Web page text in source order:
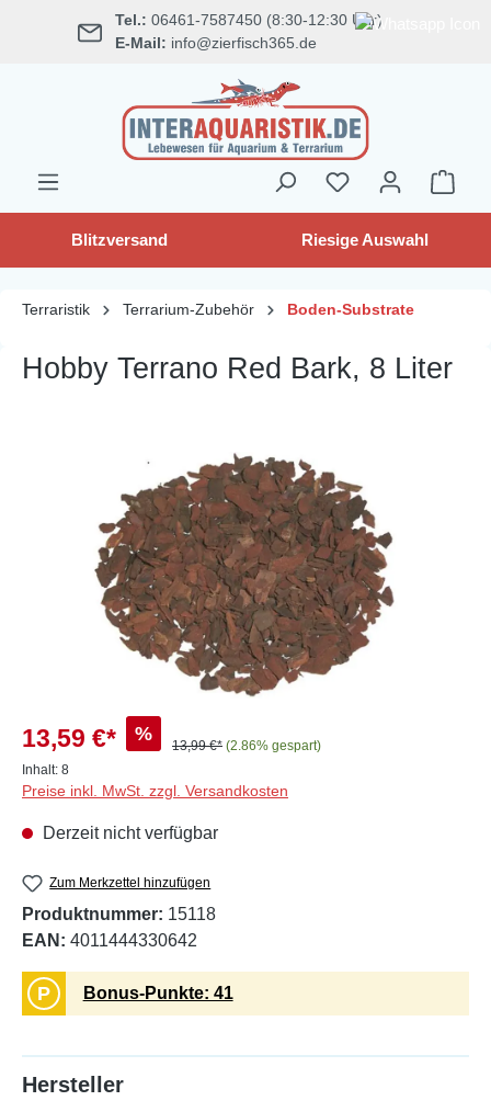
springen Tel.: 06461-7587450 (8:30-12:30 Uhr)
E-Mail: info@zierfisch365.de
Blitzversand Riesige Auswahl
Terraristik Terrarium-Zubehör Boden-Substrate
Hobby Terrano Red Bark, 8 Liter
Bildergalerie überspringen
13,59 €* %
13,99 €* (2.86% gespart)
Inhalt: 8
Preise inkl. MwSt. zzgl. Versandkosten
Derzeit nicht verfügbar
Zum Merkzettel hinzufügen
Produktnummer: 15118
EAN: 4011444330642
P Bonus-Punkte: 41
Hersteller